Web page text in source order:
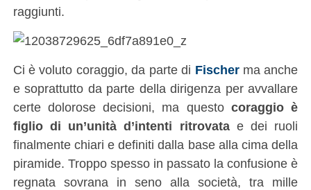
raggiunti.
Ci è voluto coraggio, da parte di Fischerma anche
e soprattutto da parte della dirigenza per avvallare
certe dolorose decisioni, ma questocoraggio è
figlio di un’unità d’intenti ritrovatae dei ruoli
finalmente chiari e definiti dalla base alla cima della
piramide. Troppo spesso in passato la confusione è
regnata sovrana in seno alla società, tra mille